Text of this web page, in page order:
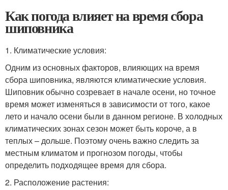
Как погода влияет на время сбора
шиповника
1. Климатические условия:
Одним из основных факторов, влияющих на время
сбора шиповника, являются климатические условия.
Шиповник обычно созревает в начале осени, но точное
время может изменяться в зависимости от того, какое
лето и начало осени были в данном регионе. В холодных
климатических зонах сезон может быть короче, а в
теплых – дольше. Поэтому очень важно следить за
местным климатом и прогнозом погоды, чтобы
определить подходящее время для сбора.
2. Расположение растения: